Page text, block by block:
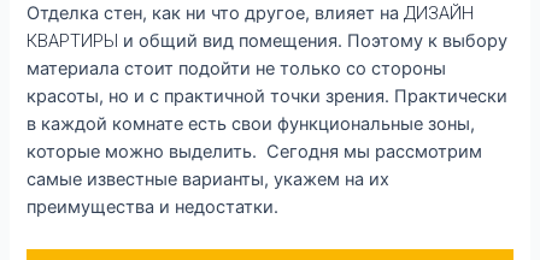
Отделка стен, как ни что другое, влияет наДИЗАЙН
КВАРТИРЫ и общий вид помещения. Поэтому к выбору
материала стоит подойти не только со стороны
красоты, но и с практичной точки зрения. Практически
в каждой комнате есть свои функциональные зоны,
которые можно выделить. Сегодня мы рассмотрим
самые известные варианты, укажем на их
преимущества и недостатки.